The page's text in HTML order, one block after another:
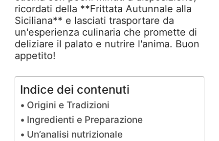
ricordati della **Frittata Autunnale alla
Siciliana** e lasciati trasportare da
un'esperienza culinaria che promette di
deliziare il palato e nutrire l'anima. Buon
appetito!
Indice dei contenuti
Origini e Tradizioni
Ingredienti e Preparazione
Un’analisi nutrizionale